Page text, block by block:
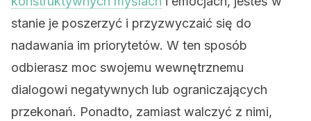
stanie je poszerzyć i przyzwyczaić się do
nadawania im priorytetów. W ten sposób
odbierasz moc swojemu wewnętrznemu
dialogowi negatywnych lub ograniczających
przekonań. Ponadto, zamiast walczyć z nimi,